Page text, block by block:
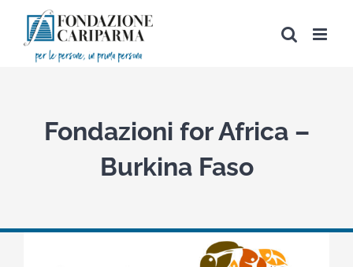
contenuto
Fondazioni for Africa –
Burkina Faso